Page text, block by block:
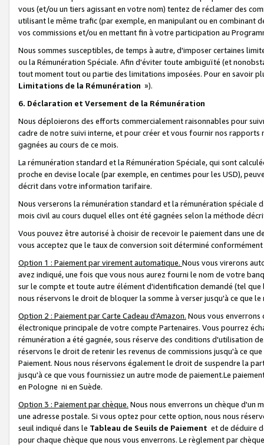
vous (et/ou un tiers agissant en votre nom) tentez de réclamer des
utilisant le même trafic (par exemple, en manipulant ou en combinant
vos commissions et/ou en mettant fin à votre participation au
Nous sommes susceptibles, de temps à autre, d'imposer certaines
ou la Rémunération Spéciale. Afin d'éviter toute ambiguïté (et
tout moment tout ou partie des limitations imposées. Pour en savoir
Limitations de la Rémunération »).
6. Déclaration et Versement de la Rémunération
Nous déploierons des efforts commercialement raisonnables pour
cadre de notre suivi interne, et pour créer et vous fournir nos
gagnées au cours de ce mois.
La rémunération standard et la Rémunération Spéciale, qui sont
proche en devise locale (par exemple, en centimes pour les USD),
décrit dans votre information tarifaire.
Nous verserons la rémunération standard et la rémunération spéciale
mois civil au cours duquel elles ont été gagnées selon la méthode
Vous pouvez être autorisé à choisir de recevoir le paiement dans une
vous acceptez que le taux de conversion soit déterminé
Option 1 : Paiement par virement automatique. Nous vous virerons
avez indiqué, une fois que vous nous aurez fourni le nom de votre
sur le compte et toute autre élément d'identification demandé (tel que
nous réservons le droit de bloquer la somme à verser jusqu'à ce que
Option 2 : Paiement par Carte Cadeau d’Amazon. Nous vous
électronique principale de votre compte Partenaires. Vous pourrez
rémunération a été gagnée, sous réserve des conditions d'utilisation
réservons le droit de retenir les revenus de commissions jusqu'à ce
Paiement. Nous nous réservons également le droit de suspendre la
jusqu'à ce que vous fournissiez un autre mode de paiement.Le
en Pologne ni en Suède.
Option 3 : Paiement par chèque. Nous nous enverrons un chèque d'un
une adresse postale. Si vous optez pour cette option, nous nous
seuil indiqué dans le Tableau de Seuils de Paiement et de déduire
pour chaque chèque que nous vous enverrons. Le règlement par